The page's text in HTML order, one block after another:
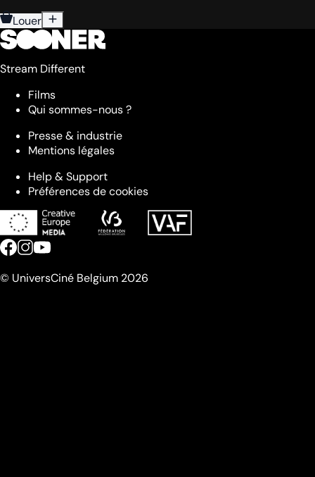
Louer
Stream Different
Films
Qui sommes-nous ?
Presse & industrie
Mentions légales
Help & Support
Préférences de cookies
© UniversCiné Belgium 2026